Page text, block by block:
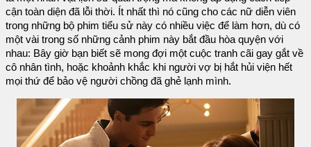
cận toàn diện đã lỗi thời. Ít nhất thì nó cũng cho các nữ diễn viên
trong những bộ phim tiểu sử này có nhiều việc để làm hơn, dù có
một vài trong số những cảnh phim này bắt đầu hòa quyện với
nhau: Bây giờ bạn biết sẽ mong đợi một cuộc tranh cãi gay gắt về
cô nhân tình, hoặc khoảnh khắc khi người vợ bị hắt hủi viện hết
mọi thứ để bảo vệ người chồng đã ghẻ lạnh mình.